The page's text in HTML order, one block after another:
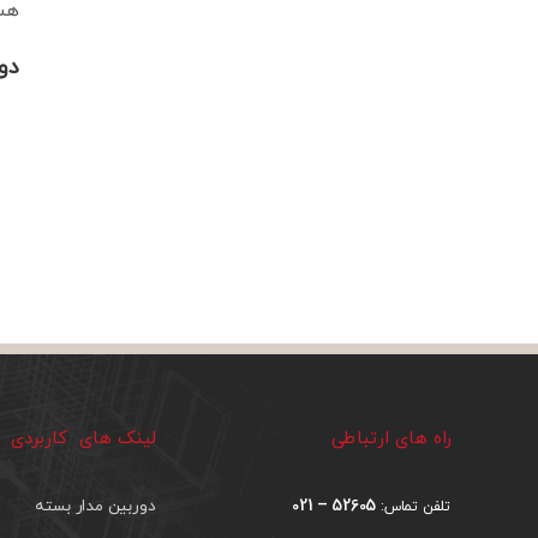
راه های ارتباطی
تلفن تماس: 52605 – 021
لینک های کاربردی
دوربین مدار بسته